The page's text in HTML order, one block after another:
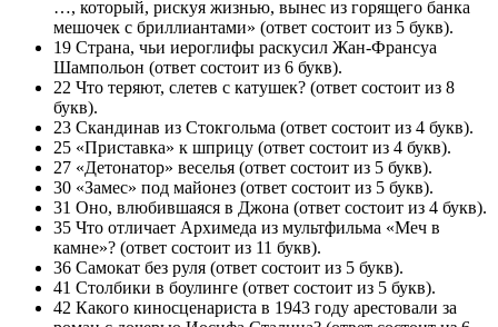
…, который, рискуя жизнью, вынес из горящего банка
мешочек с бриллиантами» (ответ состоит из 5 букв).
19 Страна, чьи иероглифы раскусил Жан-Франсуа
Шампольон (ответ состоит из 6 букв).
22 Что теряют, слетев с катушек? (ответ состоит из 8
букв).
23 Скандинав из Стокгольма (ответ состоит из 4 букв).
25 «Приставка» к шприцу (ответ состоит из 4 букв).
27 «Детонатор» веселья (ответ состоит из 5 букв).
30 «Замес» под майонез (ответ состоит из 5 букв).
31 Оно, влюбившаяся в Джона (ответ состоит из 4 букв).
35 Что отличает Архимеда из мультфильма «Меч в
камне»? (ответ состоит из 11 букв).
36 Самокат без руля (ответ состоит из 5 букв).
41 Столбики в боулинге (ответ состоит из 5 букв).
42 Какого киносценариста в 1943 году арестовали за